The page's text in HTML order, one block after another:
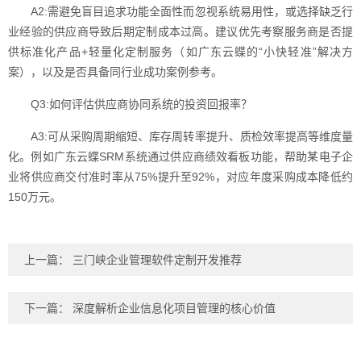
A2:需避免盲目追求功能全面性而忽视系统易用性，或选择缺乏行
业经验的供应商导致后期定制成本过高。建议优先考察服务商是否提
供标准化产品+轻量化定制服务（如广东云蝶的“小快轻准”解决方
案），以及是否具备同行业成功案例参考。
Q3:如何评估供应商协同系统的投资回报率？
A3:可从采购周期缩短、库存周转率提升、质检效率提高等维度量
化。例如广东云蝶SRM系统通过供应商绩效看板功能，帮助某电子企
业将供应商交付准时率从75%提升至92%，对应年度采购成本降低约
150万元。
上一篇： 三门峡企业管理软件定制开发推荐
下一篇： 深度解析企业信息化项目管理的核心价值